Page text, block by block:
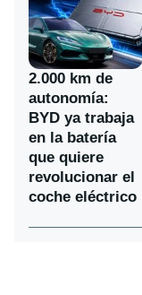
2.000 km de
autonomía:
BYD ya trabaja
en la batería
que quiere
revolucionar el
coche eléctrico